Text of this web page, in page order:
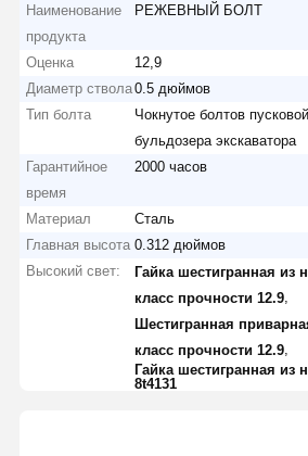
Наименование
продукта
РЕЖЕВНЫЙ БОЛТ
Оценка
12,9
Диаметр ствола0.5 дюймов
Тип болта
Чокнутое болтов
бульдозера экскаватора
Гарантийное
время
2000 часов
Материал
Сталь
Главная высота 0.312 дюймов
Высокий свет:
Гайка шестигранная из
класс прочности 12.9
Шестигранная
класс прочности 12.9
Гайка шестигранная из
8t4131